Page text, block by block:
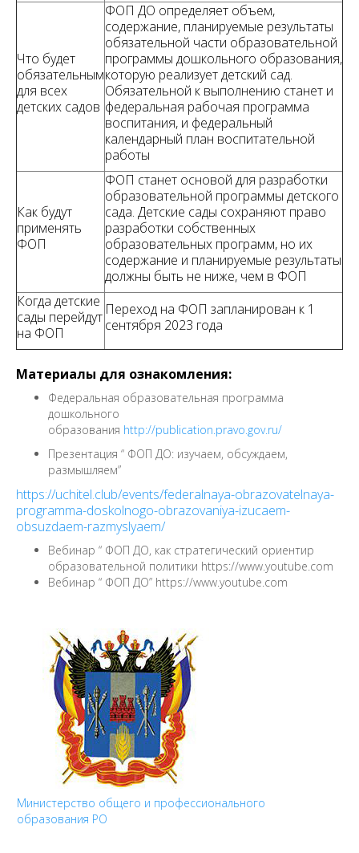
Что будет
обязательным
для всех
детских садов
ФОП ДО определяет объем,
содержание, планируемые результаты
обязательной части образовательной
программы дошкольного образования,
которую реализует детский сад.
Обязательной к выполнению станет и
федеральная рабочая программа
воспитания, и федеральный
календарный план воспитательной
работы
Как будут
применять
ФОП
ФОП станет основой для разработки
образовательной программы детского
сада. Детские сады сохраняют право
разработки собственных
образовательных программ, но их
содержание и планируемые результаты
должны быть не ниже, чем в ФОП
Когда детские
сады перейдут
на ФОП
Переход на ФОП запланирован к 1
сентября 2023 года
Материалы для ознакомления:
Федеральная образовательная программа
дошкольного
образования http://publication.pravo.gov.ru/
Презентация “ ФОП ДО: изучаем, обсуждаем,
размышляем”
https://uchitel.club/events/federalnaya-obrazovatelnaya-
programma-doskolnogo-obrazovaniya-izucaem-
obsuzdaem-razmyslyaem/
Вебинар “ ФОП ДО, как стратегический ориентир
образовательной политики https://www.youtube.com
Вебинар “ ФОП ДО” https://www.youtube.com
Министерство общего и профессионального
образования РО